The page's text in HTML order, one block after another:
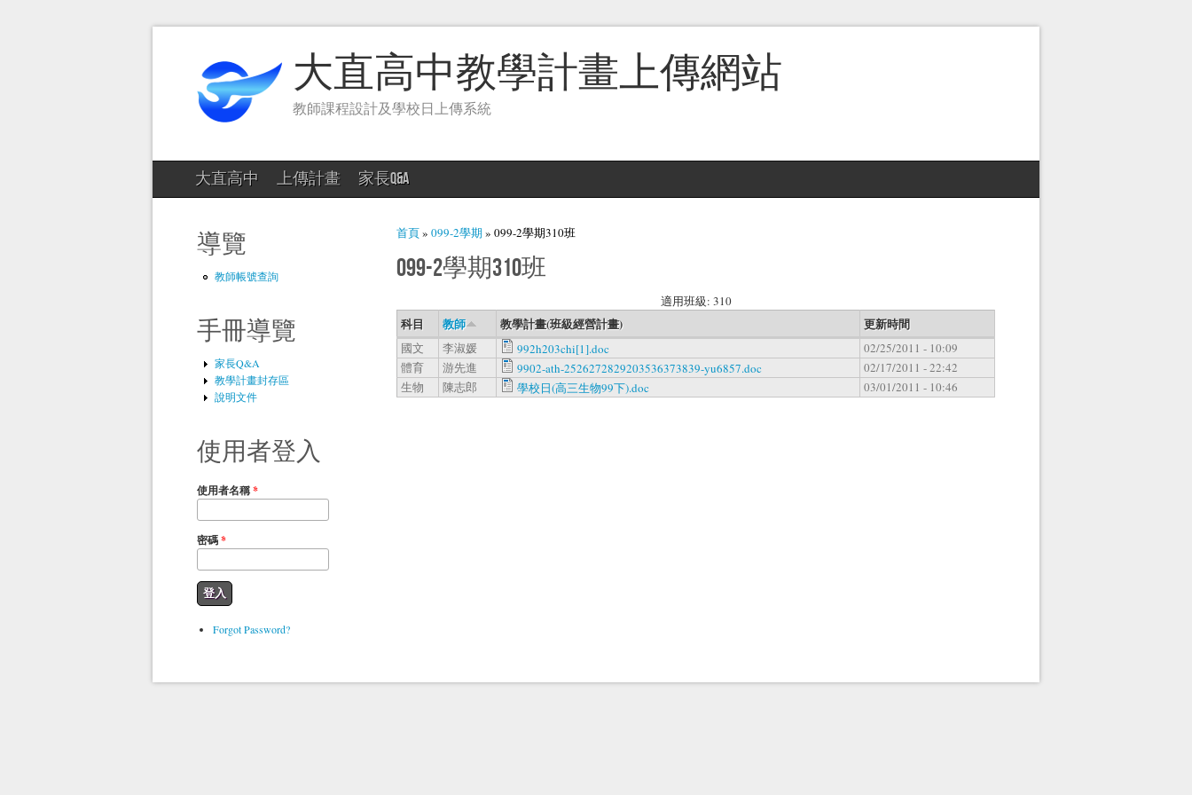
大直高中教學計畫上傳網站
教師課程設計及學校日上傳系統
大直高中 上傳計畫 家長Q&A
導覽
教師帳號查詢
手冊導覽
家長Q&A
教學計畫封存區
說明文件
使用者登入
使用者名稱*
密碼*
Forgot Password?
您在這裡
首頁» 099-2學期 » 099-2學期310班
099-2學期310班
適用班級: 310
科目 教師 教學計畫(班級經營計畫) 更新時間
國文 李淑媛 992h203chi[1].doc
02/25/2011 - 10:09
體育
游先進 9902-ath-2526272829203536373839-yu6857.doc
02/17/2011 - 22:42
生物
陳志郎 學校日(高三生物99下).doc 03/01/2011 - 10:46